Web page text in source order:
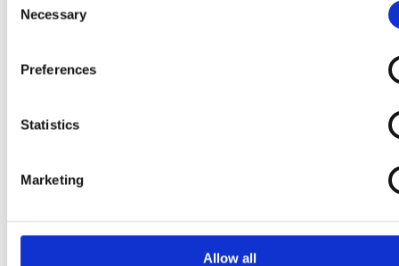
Selection
Necessary
Preferences
Statistics
Marketing
Allow all
Peut contenir : arachides
fruits à coque,
et œufs. Ne jamais recongeler un produit